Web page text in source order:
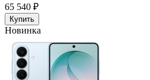
65 540 ₽
Купить
Новинка